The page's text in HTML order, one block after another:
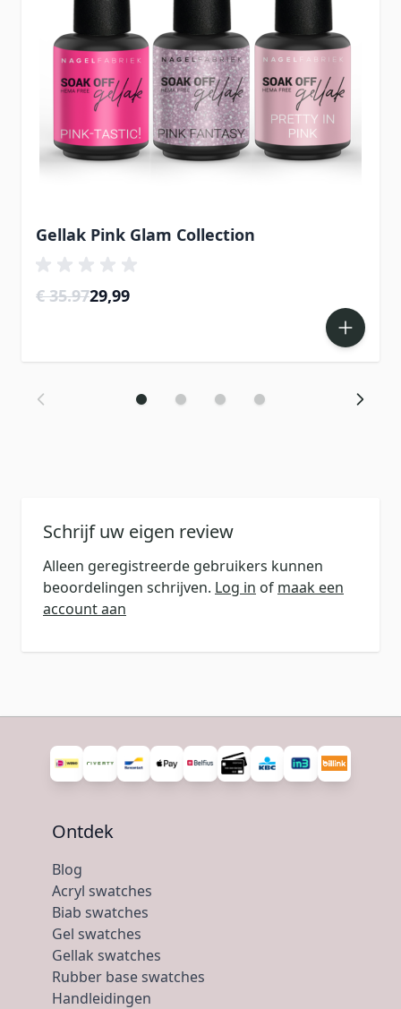
Gellak Pink Glam Collection
€ 35.97Special Price
29,99
Schrijf uw eigen review
Alleen geregistreerde gebruikers kunnen
beoordelingen schrijven. Log in of maak een
account aan
Ontdek
Blog
Acryl swatches
Biab swatches
Gel swatches
Gellak swatches
Rubber base swatches
Handleidingen